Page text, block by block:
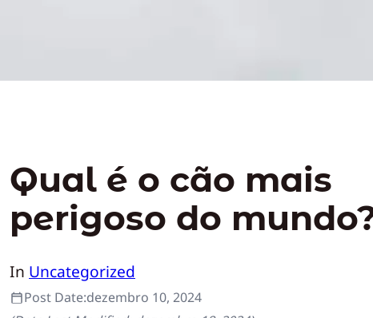
Qual é o cão mais
perigoso do
In Uncategorized
Post Date:dezembro 10, 2024